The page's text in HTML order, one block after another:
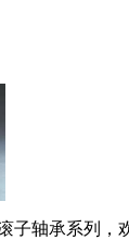
子轴承系列，